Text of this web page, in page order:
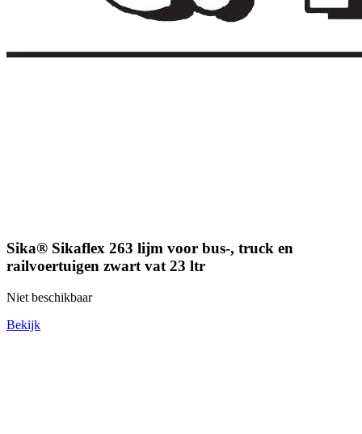
Sika® Sikaflex 263 lijm voor bus-, truck en
railvoertuigen zwart vat 23 ltr
Niet beschikbaar
Bekijk